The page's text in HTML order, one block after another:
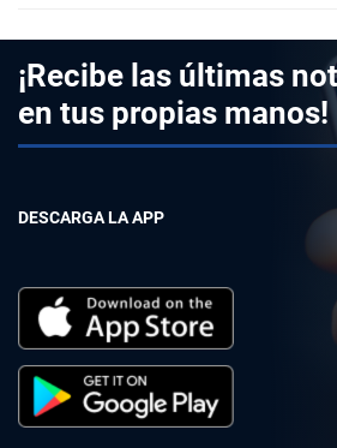
¡Recibe las últimas
en tus propias manos!
DESCARGA LA APP